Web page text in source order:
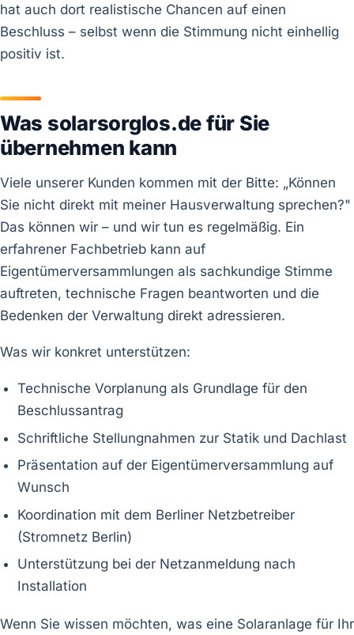
hat auch dort realistische Chancen auf einen
Beschluss – selbst wenn die Stimmung nicht einhellig
positiv ist.
Was solarsorglos.de für Sie
übernehmen kann
Viele unserer Kunden kommen mit der Bitte: „Können
Sie nicht direkt mit meiner Hausverwaltung sprechen?"
Das können wir – und wir tun es regelmäßig. Ein
erfahrener Fachbetrieb kann auf
Eigentümerversammlungen als sachkundige Stimme
auftreten, technische Fragen beantworten und die
Bedenken der Verwaltung direkt adressieren.
Was wir konkret unterstützen:
Technische Vorplanung als Grundlage für den
Beschlussantrag
Schriftliche Stellungnahmen zur Statik und Dachlast
Präsentation auf der Eigentümerversammlung auf
Wunsch
Koordination mit dem Berliner Netzbetreiber
(Stromnetz Berlin)
Unterstützung bei der Netzanmeldung nach
Installation
Wenn Sie wissen möchten, was eine Solaranlage für Ihr